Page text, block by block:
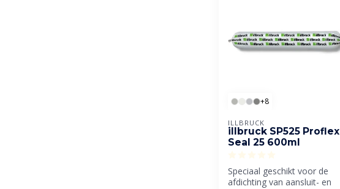
+8
ILLBRUCK
illbruck SP525 Proflex
Seal 25 600ml
Speciaal geschikt voor de
afdichting van aansluit- en